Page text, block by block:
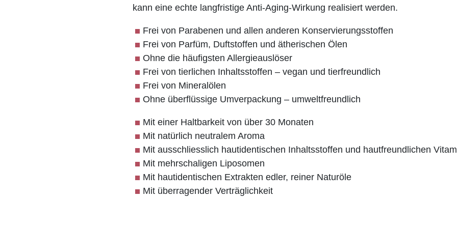
kann eine echte langfristige Anti-Aging-Wirkung realisiert werden.
Frei von Parabenen und allen anderen Konservierungsstoffen
Frei von Parfüm, Duftstoffen und ätherischen Ölen
Ohne die häufigsten Allergieauslöser
Frei von tierlichen Inhaltsstoffen – vegan und tierfreundlich
Frei von Mineralölen
Ohne überflüssige Umverpackung – umweltfreundlich
Mit einer Haltbarkeit von über 30 Monaten
Mit natürlich neutralem Aroma
Mit ausschliesslich hautidentischen Inhaltsstoffen und hautfreundlichen
Mit mehrschaligen Liposomen
Mit hautidentischen Extrakten edler, reiner Naturöle
Mit überragender Verträglichkeit